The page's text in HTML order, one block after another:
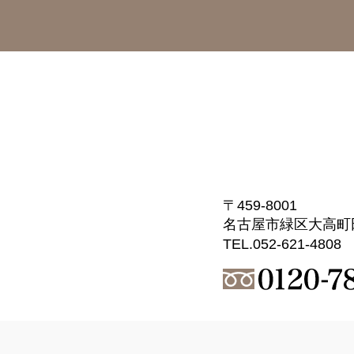
〒459-8001
名古屋市緑区大高町
TEL.052-621-4808